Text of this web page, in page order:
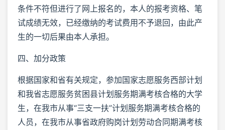
条件不符但进行了网上报名的，本人的报考资格、笔
试成绩无效，已经缴纳的考试费用不予退回，由此产
生的一切后果由本人承担。
四、加分政策
根据国家和省有关规定，参加国家志愿服务西部计划
和我省志愿服务贫困县计划服务期满考核合格的大学
生，在我市从事“三支一扶”计划服务期满考核合格的
人员，在我市从事省政府购岗计划劳动合同期满考核